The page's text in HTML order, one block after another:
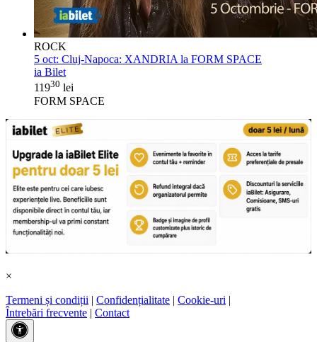
ROCK
5 oct: Cluj-Napoca: XANDRIA la FORM SPACE
ia Bilet
11930 lei
FORM SPACE
×
Termeni și condiții | Confidențialitate | Cookie-uri |
Întrebări frecvente | Contact